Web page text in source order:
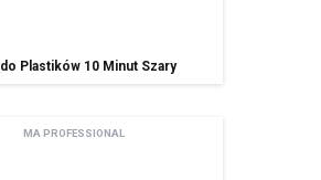
Plastików 10 Minut Szary
MA PROFESSIONAL
prawa,
Spóła powierzyła przetwarzanie danych
do grupy kapitałowej